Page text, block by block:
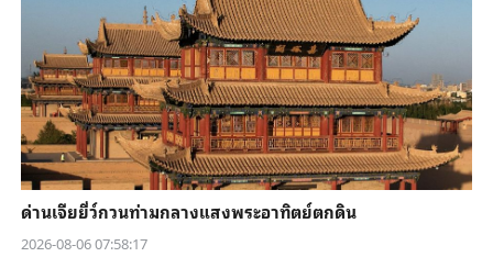
ด่านเจียยี่ว์กวนท่ามกลางแสงพระอาทิตย์ตกดิน
2026-08-06 07:58:17